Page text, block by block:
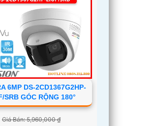
6MP DS-2CD1367G2HP-
SRB GÓC RỘNG 180°
Giá Bán: 5,960,000 ₫